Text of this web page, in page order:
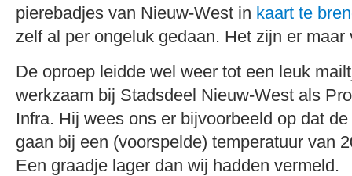
pierebadjes van Nieuw-West in kaart te
zelf al per ongeluk gedaan. Het zijn er maar
De oproep leidde wel weer tot een leuk
werkzaam bij Stadsdeel Nieuw-West als
Infra. Hij wees ons er bijvoorbeeld op dat
gaan bij een (voorspelde) temperatuur van
Een graadje lager dan wij hadden vermeld.